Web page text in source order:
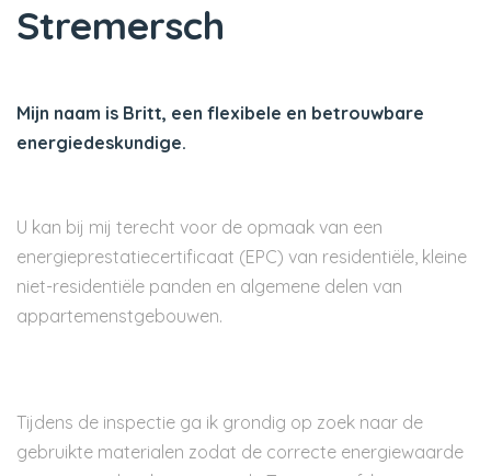
Stremersch
Mijn naam is Britt, een flexibele en betrouwbare
energiedeskundige.
U kan bij mij terecht voor de opmaak van een
energieprestatiecertificaat (EPC) van residentiële, kleine
niet-residentiële panden en algemene delen van
appartemenstgebouwen.
Tijdens de inspectie ga ik grondig op zoek naar de
gebruikte materialen zodat de correcte energiewaarde